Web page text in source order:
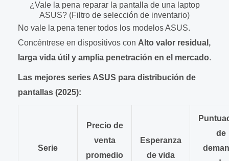
¿Vale la pena reparar la pantalla de una laptop
ASUS? (Filtro de selección de inventario)
No vale la pena tener todos los modelos ASUS.
Concéntrese en dispositivos con Alto valor residual,
larga vida útil y amplia penetración en el mercado.
Las mejores series ASUS para distribución de
pantallas (2025):
Serie
Precio de
venta
promedio
Esperanza
de vida
de